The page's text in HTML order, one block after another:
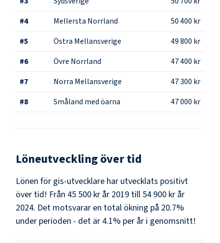
#4 Mellersta Norrland
50 400 kr
#5 Östra Mellansverige
49 800 kr
#6 Övre Norrland
47 400 kr
#7 Norra Mellansverige
47 300 kr
#8 Småland med öarna 47 000 kr
Löneutveckling över tid
Lönen för gis-utvecklare har utvecklats positivt
över tid! Från 45 500 kr år 2019 till 54 900 kr år
2024. Det motsvarar en total ökning på 20.7%
under perioden - det är 4.1% per år i genomsnitt!